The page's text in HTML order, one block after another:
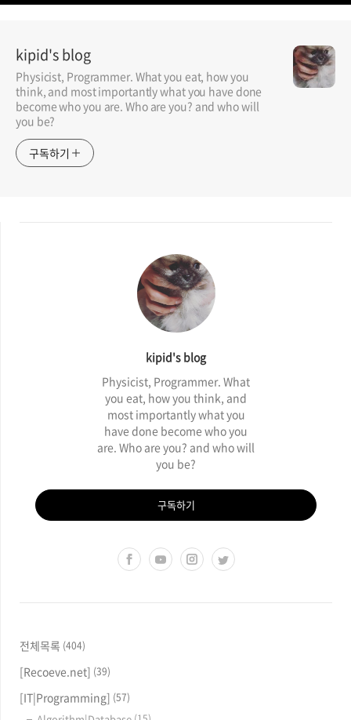
kipid's blog
Physicist, Programmer. What you eat, how you
think, and most importantly what you have done
become who you are. Who are you? and who will
you be?
구독하기
kipid's blog
Physicist, Programmer. What
you eat, how you think, and
most importantly what you
have done become who you
are. Who are you? and who will
you be?
구독하기
전체목록 (404)
[Recoeve.net] (39)
[IT|Programming] (57)